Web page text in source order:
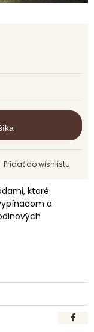
Pridať do wishlistu
ktoré
a